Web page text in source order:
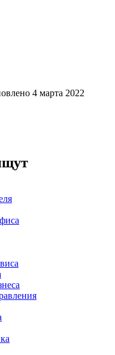
4 марта 2022